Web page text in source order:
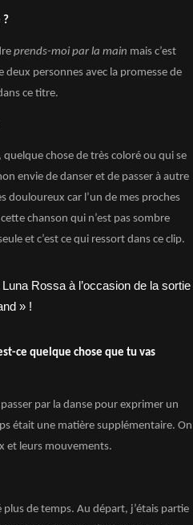
?
prends-moi par la main mais c’est
personnes avec la promesse de
ce titre.
chose de très coloré ou qui se
envie de danser et de passer à autre
douloureux car l’un de mes proches
chanson qui n’est pas sombre
et c’est ce qui ressort dans ce clip.
ce quelque chose que tu vas
par la danse pour exprimer un
était une matière supplémentaire. On
et leurs mouvements.
plus de temps. Au départ, j’étais partie